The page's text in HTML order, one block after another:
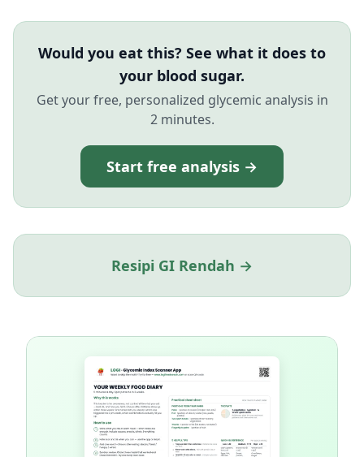
Would you eat this? See what it does to
your blood sugar.
Get your free, personalized glycemic analysis in
2 minutes.
Start free analysis →
Resipi GI Rendah →